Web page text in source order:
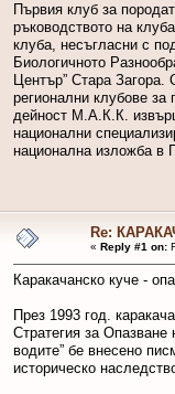
Първия клуб за
ръководството на
клуба, несъгласни с
Биологичното
Център” Стара Загора.
регионални клубове
дейност М.А.К.К.
национални
национална изложба в
Re:
« Reply #1 on:
Каракачанско куче -
През 1993 год.
Стратегия за Опазване
водите” бе внесено
историческо